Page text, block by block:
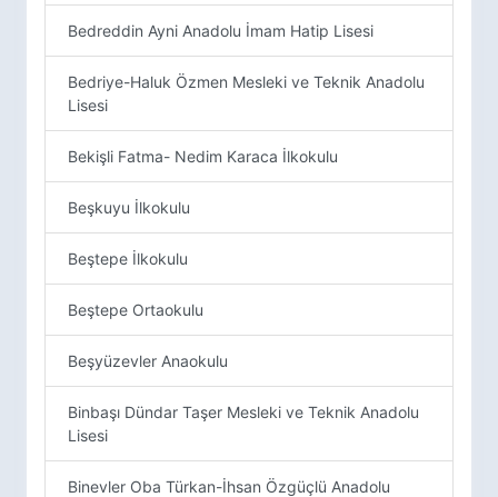
Bedreddin Ayni Anadolu İmam Hatip Lisesi
Bedriye-Haluk Özmen Mesleki ve Teknik Anadolu
Lisesi
Bekişli Fatma- Nedim Karaca İlkokulu
Beşkuyu İlkokulu
Beştepe İlkokulu
Beştepe Ortaokulu
Beşyüzevler Anaokulu
Binbaşı Dündar Taşer Mesleki ve Teknik Anadolu
Lisesi
Binevler Oba Türkan-İhsan Özgüçlü Anadolu